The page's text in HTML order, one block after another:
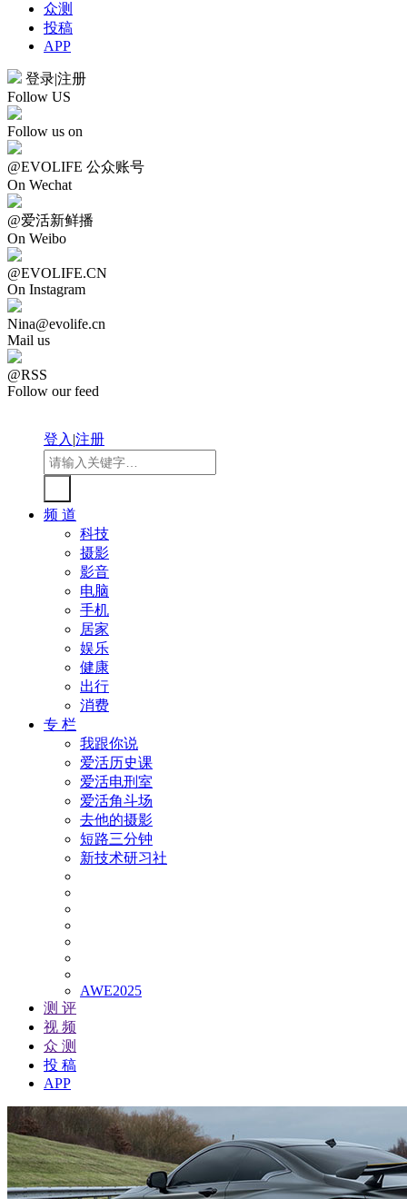
众测
投稿
APP
登录|注册
Follow US
Follow us on
@EVOLIFE 公众账号
On Wechat
@爱活新鲜播
On Weibo
@EVOLIFE.CN
On Instagram
Nina@evolife.cn
Mail us
@RSS
Follow our feed
登入|注册
频 道
科技
摄影
影音
电脑
手机
居家
娱乐
健康
出行
消费
专 栏
我跟你说
爱活历史课
爱活电刑室
爱活角斗场
去他的摄影
短路三分钟
新技术研习社
AWE2025
测 评
视 频
众 测
投 稿
APP